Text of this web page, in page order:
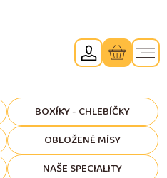
BOXÍKY - CHLEBÍČKY
OBLOŽENÉ MÍSY
NAŠE SPECIALITY